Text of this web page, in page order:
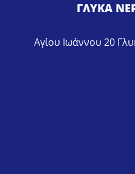
ΓΛΥΚΑ
Αγίου Ιωάννου 20